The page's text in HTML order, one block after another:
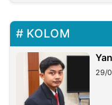
KOLOM
29/